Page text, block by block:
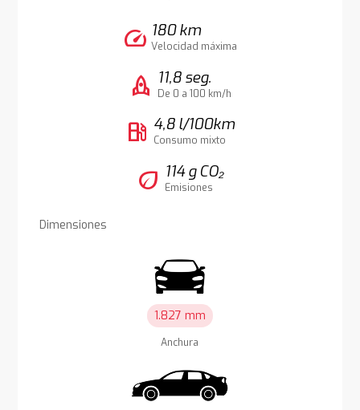
speed 180 km
Velocidad máxima
rocket 11,8 seg.
De 0 a 100 km/h
local_gas_station 4,8 l/100km
Consumo mixto
eco 114 g CO₂
Emisiones
Dimensiones
1.827 mm
Anchura